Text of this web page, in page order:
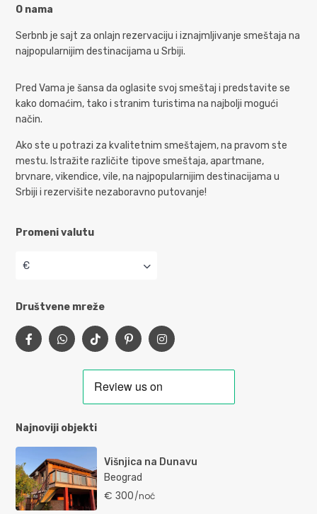
O nama
Serbnb je sajt za onlajn rezervaciju i iznajmljivanje smeštaja na
najpopularnijim destinacijama u Srbiji.
Pred Vama je šansa da oglasite svoj smeštaj i predstavite se
kako domaćim, tako i stranim turistima na najbolji mogući
način.
Ako ste u potrazi za kvalitetnim smeštajem, na pravom ste
mestu. Istražite različite tipove smeštaja, apartmane,
brvnare, vikendice, vile, na najpopularnijim destinacijama u
Srbiji i rezervišite nezaboravno putovanje!
Promeni valutu
€
Društvene mreže
Najnoviji objekti
Višnjica na Dunavu
Beograd
€ 300/noć